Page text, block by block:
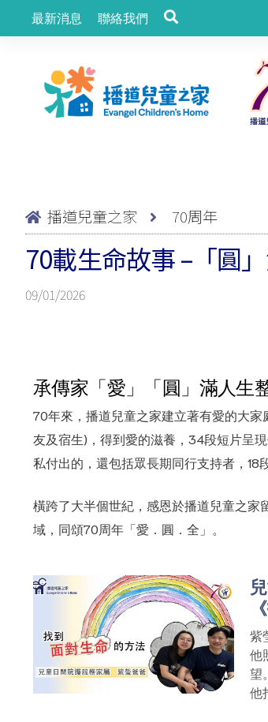
最新消息 聯絡我們
播道兒童之家 70周年
70載生命故事 –「圓
09/01/2026
承傳家「愛」「圓」滿人生
70年來，播道兒童之家建立著有愛的大
友及宿生)，得到愛的滋養，34段短片呈
私付出的，還包括眾長期同行支持者，18
橫跨了大半個世紀，感恩於播道兒童之
域，同頌70周年「愛．圓．全」。
紫
他
望
他